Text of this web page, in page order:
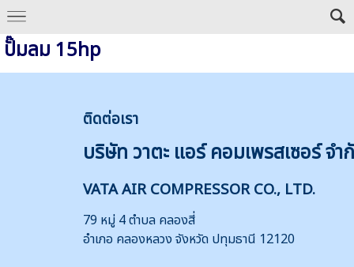
ปั๊มลม 15hp
ติดต่อเรา
บริษัท วาตะ แอร์ คอมเพรสเซอร์ จำ
VATA AIR COMPRESSOR CO., LTD.
79 หมู่ 4 ตำบล คลองสี่
อำเภอ คลองหลวง จังหวัด ปทุมธานี 12120